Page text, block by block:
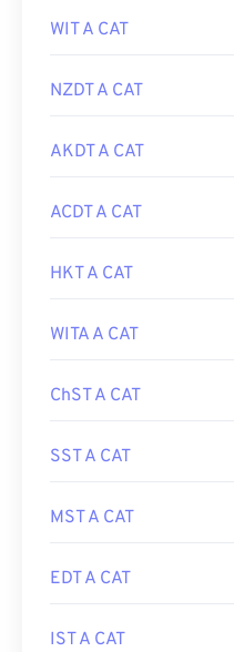
WIT A CAT
NZDT A CAT
AKDT A CAT
ACDT A CAT
HKT A CAT
WITA A CAT
ChST A CAT
SST A CAT
MST A CAT
EDT A CAT
IST A CAT